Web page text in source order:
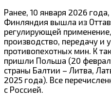
Ранее, 10 января 2026
Финляндия вышла из
регулирующей
производство, передачу и
противопехотных мин. К
пришли Польша (20
страны Балтии – Литва,
2025 года). Все
с Россией.